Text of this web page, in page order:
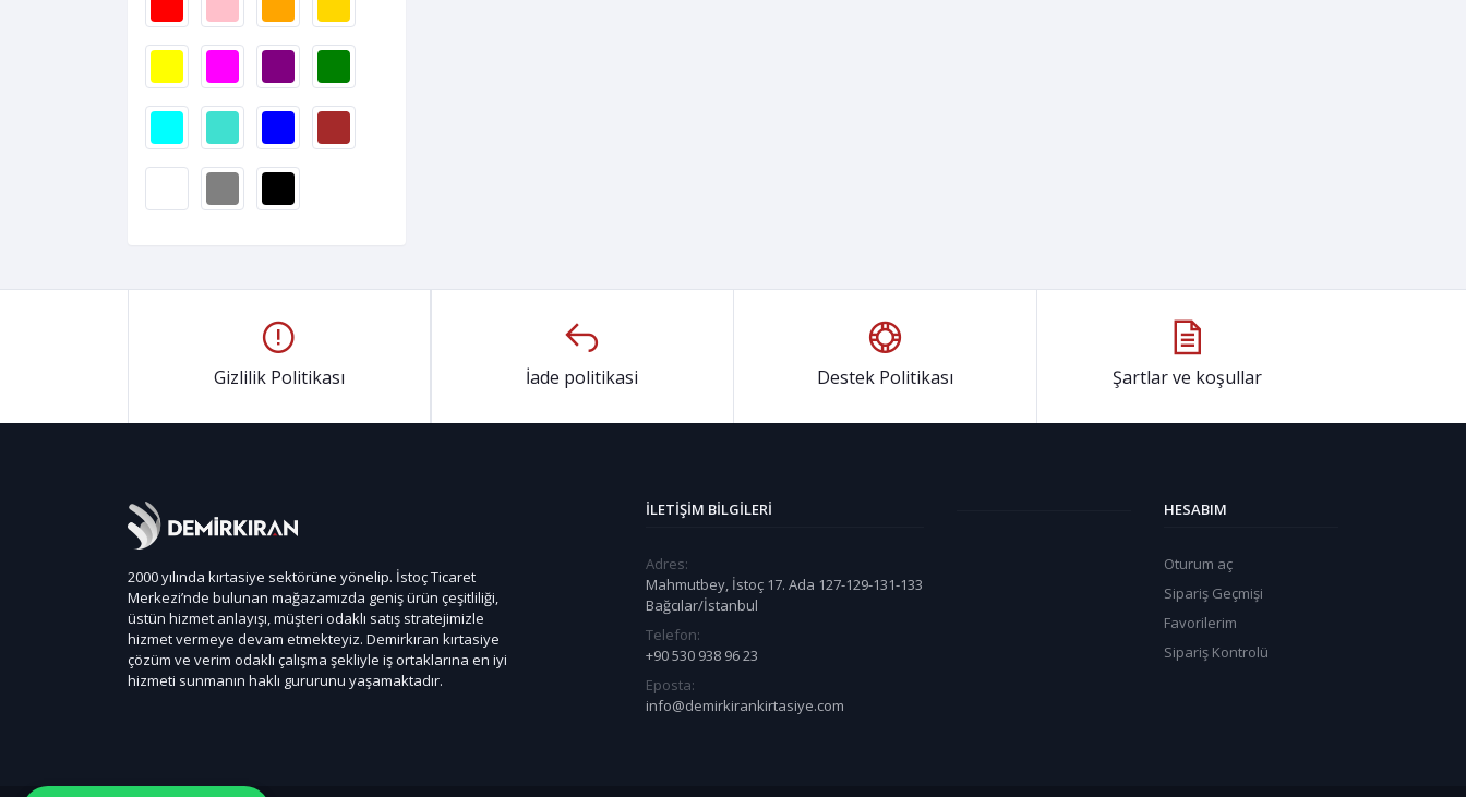
Gizlilik Politikası İade politikasi Destek Politikası Şartlar ve koşullar
2000 yılında kırtasiye sektörüne yönelip. İstoç Ticaret
Merkezi’nde bulunan mağazamızda geniş ürün çeşitliliği,
üstün hizmet anlayışı, müşteri odaklı satış stratejimizle
hizmet vermeye devam etmekteyiz. Demirkıran kırtasiye
çözüm ve verim odaklı çalışma şekliyle iş ortaklarına en iyi
hizmeti sunmanın haklı gururunu yaşamaktadır.
İLETIŞIM BILGILERI
Adres:
Mahmutbey, İstoç 17. Ada 127-129-131-133
Bağcılar/İstanbul
Telefon:
+90 530 938 96 23
Eposta:
info@demirkirankirtasiye.com
HESABIM
Oturum aç
Sipariş Geçmişi
Favorilerim
Sipariş Kontrolü